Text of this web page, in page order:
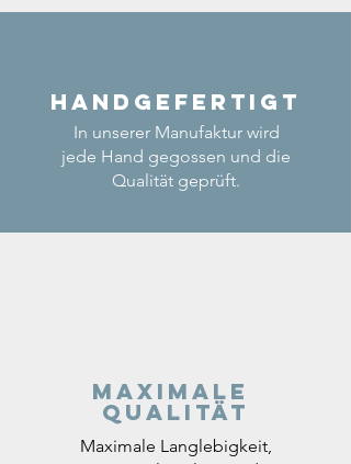
Handgefertigt
In unserer Manufaktur wird
jede Hand gegossen und die
Qualität geprüft.
Maximale
Qualität
Maximale Langlebigkeit,